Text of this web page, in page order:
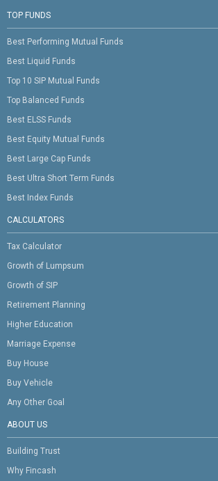
TOP FUNDS
Best Performing Mutual Funds
Best Liquid Funds
Top 10 SIP Mutual Funds
Top Balanced Funds
Best ELSS Funds
Best Equity Mutual Funds
Best Large Cap Funds
Best Ultra Short Term Funds
Best Index Funds
CALCULATORS
Tax Calculator
Growth of Lumpsum
Growth of SIP
Retirement Planning
Higher Education
Marriage Expense
Buy House
Buy Vehicle
Any Other Goal
ABOUT US
Building Trust
Why Fincash